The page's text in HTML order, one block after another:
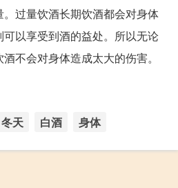
过量饮酒长期饮酒都会对身体
以享受到酒的益处。所以无论
不会对身体造成太大的伤害。
冬天 白酒 身体